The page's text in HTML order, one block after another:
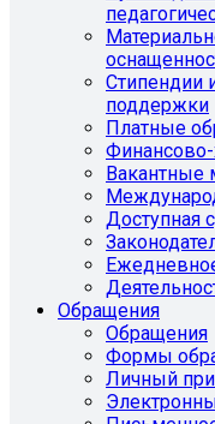
Стипендии
поддержки
Платные
Финансово-
Вакантные
Доступная
Обращения
Обращения
Формы
Личный